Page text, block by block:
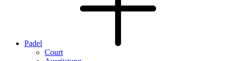
Padel
Court